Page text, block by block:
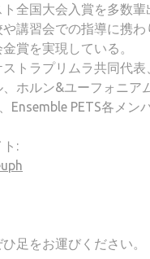
全国大会入賞を多数輩
講習会での指導に携わ
賞を実現している。
トラプリムラ共同代
、ホルン&ユーフォニア
Ensemble PETS各メン
:
足をお運びください。